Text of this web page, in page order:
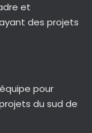
et
des projets
pour
du sud de